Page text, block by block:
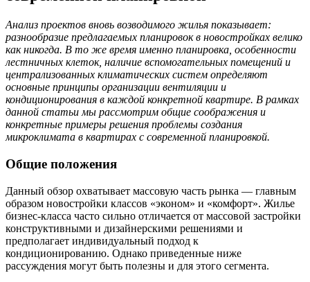
Анализ проектов вновь возводимого жилья показывает:
разнообразие предлагаемых планировок в новостройках велико
как никогда. В то же время именно планировка, особенности
лестничных клеток, наличие вспомогательных помещений и
централизованных климатических систем определяют
основные принципы организации вентиляции и
кондиционирования в каждой конкретной квартире. В рамках
данной статьи мы рассмотрим общие соображения и
конкретные примеры решения проблемы создания
микроклимата в квартирах с современной планировкой.
Общие положения
Данный обзор охватывает массовую часть рынка — главным
образом новостройки классов «эконом» и «комфорт». Жилье
бизнес-класса часто сильно отличается от массовой застройки
конструктивными и дизайнерскими решениями и
предполагает индивидуальный подход к
кондиционированию. Однако приведенные ниже
рассуждения могут быть полезны и для этого сегмента.